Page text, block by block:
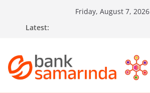
Friday, August 7, 2026
Latest: